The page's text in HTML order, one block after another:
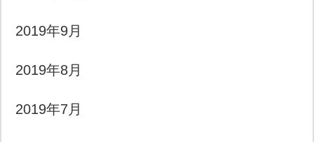
2019年9月
2019年8月
2019年7月